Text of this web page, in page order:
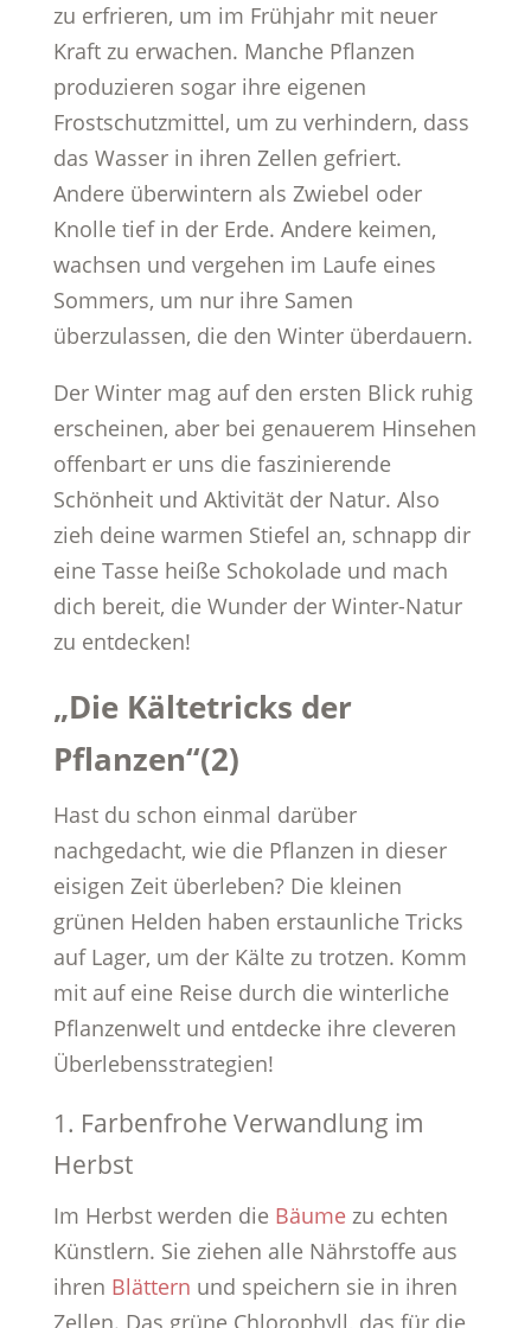
zu erfrieren, um im Frühjahr mit neuer
Kraft zu erwachen. Manche Pflanzen
produzieren sogar ihre eigenen
Frostschutzmittel, um zu verhindern, dass
das Wasser in ihren Zellen gefriert.
Andere überwintern als Zwiebel oder
Knolle tief in der Erde. Andere keimen,
wachsen und vergehen im Laufe eines
Sommers, um nur ihre Samen
überzulassen, die den Winter überdauern.
Der Winter mag auf den ersten Blick ruhig
erscheinen, aber bei genauerem Hinsehen
offenbart er uns die faszinierende
Schönheit und Aktivität der Natur. Also
zieh deine warmen Stiefel an, schnapp dir
eine Tasse heiße Schokolade und mach
dich bereit, die Wunder der Winter-Natur
zu entdecken!
„Die Kältetricks der
Pflanzen“(2)
Hast du schon einmal darüber
nachgedacht, wie die Pflanzen in dieser
eisigen Zeit überleben? Die kleinen
grünen Helden haben erstaunliche Tricks
auf Lager, um der Kälte zu trotzen. Komm
mit auf eine Reise durch die winterliche
Pflanzenwelt und entdecke ihre cleveren
Überlebensstrategien!
1. Farbenfrohe Verwandlung im
Herbst
Im Herbst werden die Bäumezu echten
Künstlern. Sie ziehen alle Nährstoffe aus
ihren Blättern und speichern sie in ihren
Zellen. Das grüne Chlorophyll, das für die